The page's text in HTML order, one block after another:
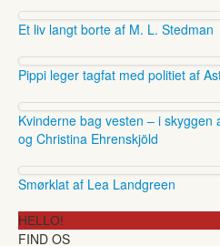
Et liv langt borte af M. L. Stedman
Pippi leger tagfat med politiet af
Kvinderne bag vesten – i
og Christina Ehrenskjöld
Smørklat af Lea Landgreen
HELLO!
FIND OS